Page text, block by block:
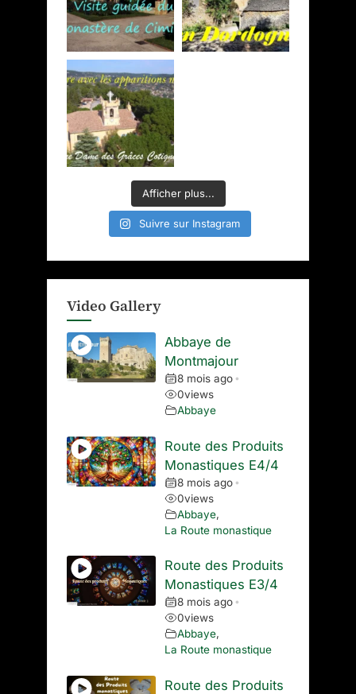
Afficher plus...
Suivre sur Instagram
Video Gallery
Abbaye de
Montmajour
8 mois ago •
0views
Abbaye
Route des Produits
Monastiques E4/4
8 mois ago •
0views
Abbaye,
La Route monastique
Route des Produits
Monastiques E3/4
8 mois ago •
0views
Abbaye,
La Route monastique
Route des Produits